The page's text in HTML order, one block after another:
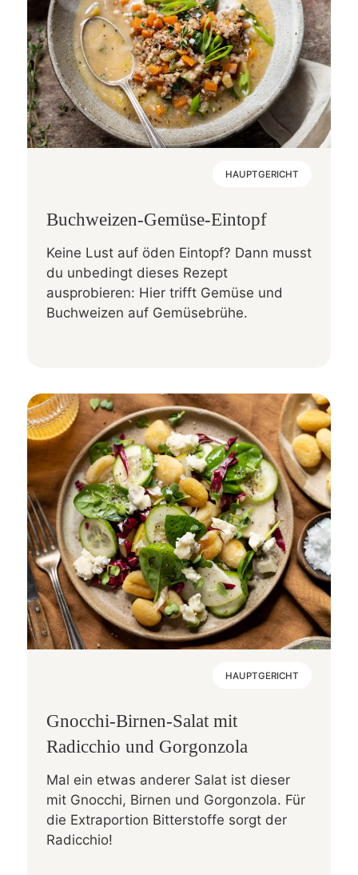
HAUPTGERICHT
Buchweizen-Gemüse-Eintopf
Keine Lust auf öden Eintopf? Dann musst
du unbedingt dieses Rezept
ausprobieren: Hier trifft Gemüse und
Buchweizen auf Gemüsebrühe.
HAUPTGERICHT
Gnocchi-Birnen-Salat mit
Radicchio und Gorgonzola
Mal ein etwas anderer Salat ist dieser
mit Gnocchi, Birnen und Gorgonzola. Für
die Extraportion Bitterstoffe sorgt der
Radicchio!